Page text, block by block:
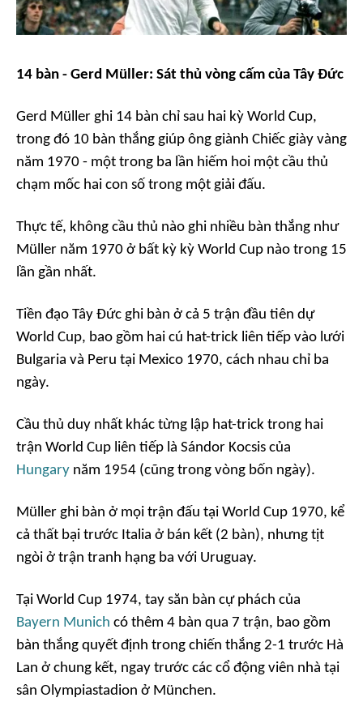
14 bàn - Gerd Müller: Sát thủ vòng cấm của Tây Đức
Gerd Müller ghi 14 bàn chỉ sau hai kỳ World Cup,
trong đó 10 bàn thắng giúp ông giành Chiếc giày vàng
năm 1970 - một trong ba lần hiếm hoi một cầu thủ
chạm mốc hai con số trong một giải đấu.
Thực tế, không cầu thủ nào ghi nhiều bàn thắng như
Müller năm 1970 ở bất kỳ kỳ World Cup nào trong 15
lần gần nhất.
Tiền đạo Tây Đức ghi bàn ở cả 5 trận đầu tiên dự
World Cup, bao gồm hai cú hat-trick liên tiếp vào lưới
Bulgaria và Peru tại Mexico 1970, cách nhau chỉ ba
ngày.
Cầu thủ duy nhất khác từng lập hat-trick trong hai
trận World Cup liên tiếp là Sándor Kocsis của
Hungary năm 1954 (cũng trong vòng bốn ngày).
Müller ghi bàn ở mọi trận đấu tại World Cup 1970, kể
cả thất bại trước Italia ở bán kết (2 bàn), nhưng tịt
ngòi ở trận tranh hạng ba với Uruguay.
Tại World Cup 1974, tay săn bàn cự phách của
Bayern Munich có thêm 4 bàn qua 7 trận, bao gồm
bàn thắng quyết định trong chiến thắng 2-1 trước Hà
Lan ở chung kết, ngay trước các cổ động viên nhà tại
sân Olympiastadion ở München.